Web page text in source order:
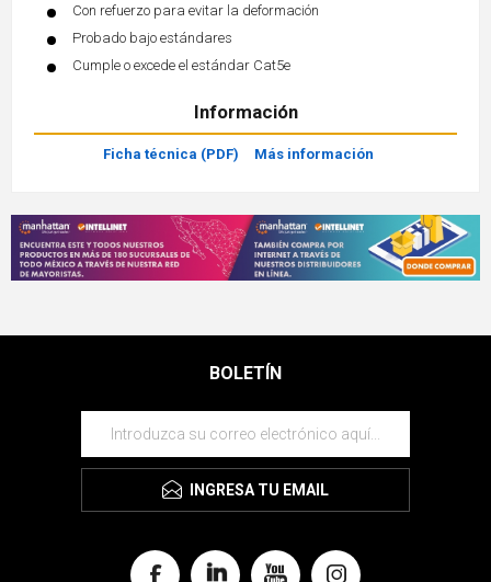
Con refuerzo para evitar la deformación
Probado bajo estándares
Cumple o excede el estándar Cat5e
Información
Ficha técnica (PDF) Más información
BOLETÍN
INGRESA TU EMAIL